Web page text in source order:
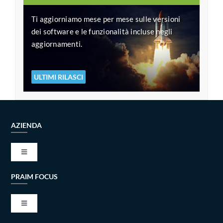
Ti aggiorniamo mese per mese sulle versioni
dei software e le funzionalità incluse negli
aggiornamenti.
ULTIMI RILASCI
AZIENDA
Toggle
Navigation
VISIONE E MISSIONE
PRAIM FOCUS
Toggle
Navigation